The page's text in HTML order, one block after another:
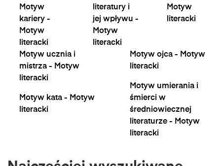
Motyw
kariery -
Motyw
literacki
literatury i
jej wpływu -
Motyw
literacki
Motyw
literacki
Motyw ucznia i
mistrza - Motyw
literacki
Motyw kata - Motyw
literacki
Motyw ojca - Motyw
literacki
Motyw umierania i
śmierci w
średniowiecznej
literaturze - Motyw
literacki